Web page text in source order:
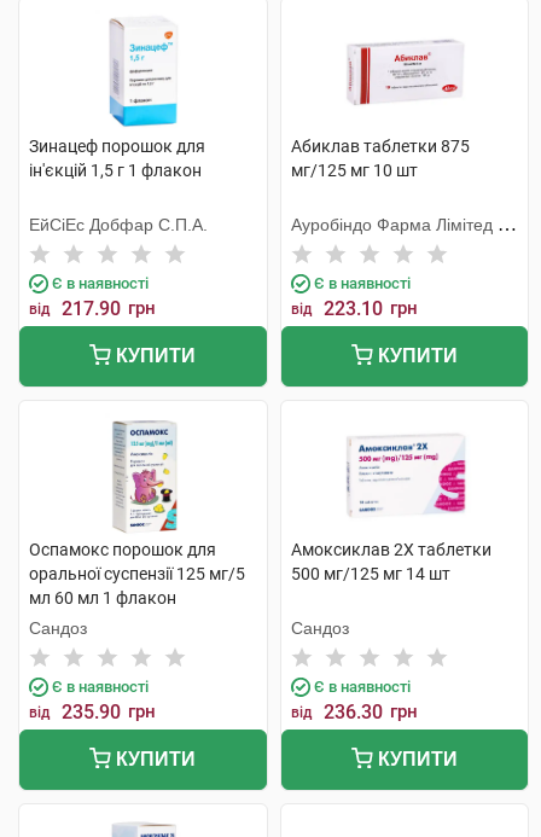
Зинацеф порошок для
ін'єкцій 1,5 г 1 флакон
ЕйСіЕс Добфар С.П.А.
Є в наявності
від 217.90 грн
КУПИТИ
Абиклав таблетки 875
мг/125 мг 10 шт
Ауробіндо Фарма Лімітед -
Юніт ІV
Є в наявності
від 223.10 грн
КУПИТИ
Оспамокс порошок для
оральної суспензії 125 мг/5
мл 60 мл 1 флакон
Сандоз
Є в наявності
від 235.90 грн
КУПИТИ
Амоксиклав 2Х таблетки
500 мг/125 мг 14 шт
Сандоз
Є в наявності
від 236.30 грн
КУПИТИ